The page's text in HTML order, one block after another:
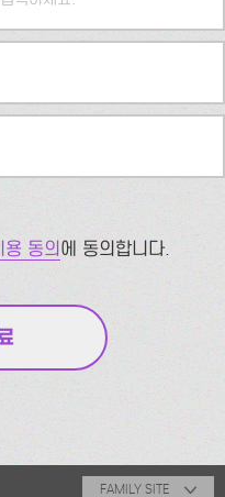
동의에 동의합니다.
FAMILY SITE